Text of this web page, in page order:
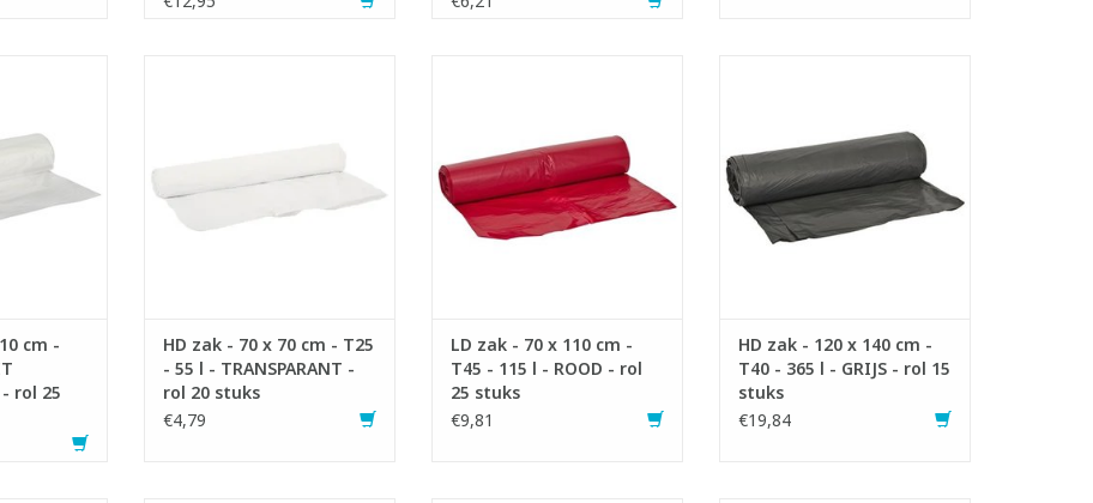
afval.
7 en
cm -
- rol 25
- Ideaal voor licht afval.
- Voldoet aan Vlarema 7 en
HD zak - 70 x 70 cm - T25
- 55 l - TRANSPARANT -
rol 20 stuks
€4,79
materiaal.
- Ideaal voor zwaar afval.
- Voldoet aan Vlarema 7.
TOEVOEGEN AAN WINKELWAGEN
LD zak - 70 x 110 cm -
T45 - 115 l - ROOD - rol
25 stuks
€9,81
materiaal.
- Ideaal voor normaal afval.
- Voldoet aan Vlarema 7.
TOEVOEGEN AAN WINKELWAGEN
HD zak - 120 x 140 cm -
T40 - 365 l - GRIJS - rol 15
stuks
€19,84